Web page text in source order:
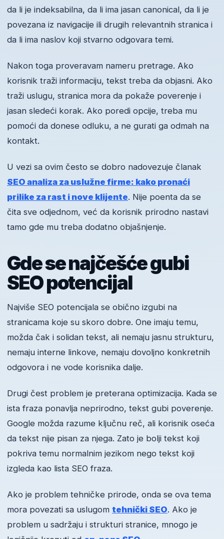
da li je indeksabilna, da li ima jasan canonical, da li je
povezana iz navigacije ili drugih relevantnih stranica i
da li ima naslov koji stvarno odgovara temi.
Nakon toga proveravam nameru pretrage. Ako
korisnik traži informaciju, tekst treba da objasni. Ako
traži uslugu, stranica mora da pokaže poverenje i
jasan sledeći korak. Ako poredi opcije, treba mu
pomoći da donese odluku, a ne gurati ga odmah na
kontakt.
U vezi sa ovim često se dobro nadovezuje članak
SEO analiza za uslužne firme: kako pronaći
prilike za rast i nove klijente. Nije poenta da se
čita sve odjednom, već da korisnik prirodno nastavi
tamo gde mu treba dodatno objašnjenje.
Gde se najčešće gubi
SEO potencijal
Najviše SEO potencijala se obično izgubi na
stranicama koje su skoro dobre. One imaju temu,
možda čak i solidan tekst, ali nemaju jasnu strukturu,
nemaju interne linkove, nemaju dovoljno konkretnih
odgovora i ne vode korisnika dalje.
Drugi čest problem je preterana optimizacija. Kada se
ista fraza ponavlja neprirodno, tekst gubi poverenje.
Google možda razume ključnu reč, ali korisnik oseća
da tekst nije pisan za njega. Zato je bolji tekst koji
pokriva temu normalnim jezikom nego tekst koji
izgleda kao lista SEO fraza.
Ako je problem tehničke prirode, onda se ova tema
mora povezati sa uslugom tehnički SEO. Ako je
problem u sadržaju i strukturi stranice, mnogo je